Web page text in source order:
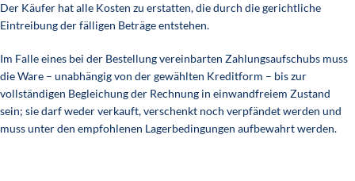
Der Käufer hat alle Kosten zu erstatten, die durch die gerichtliche
Eintreibung der fälligen Beträge entstehen.
Im Falle eines bei der Bestellung vereinbarten Zahlungsaufschubs muss
die Ware – unabhängig von der gewählten Kreditform – bis zur
vollständigen Begleichung der Rechnung in einwandfreiem Zustand
sein; sie darf weder verkauft, verschenkt noch verpfändet werden und
muss unter den empfohlenen Lagerbedingungen aufbewahrt werden.